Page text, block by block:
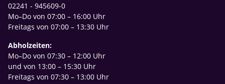
02241 - 945609-0
Mo–Do von 07:00 – 16:00 Uhr
Freitags von 07:00 – 13:30 Uhr
Abholzeiten:
Mo–Do von 07:30 – 12:00 Uhr
und von 13:00 – 15:30 Uhr
Freitags von 07:30 – 13:00 Uhr